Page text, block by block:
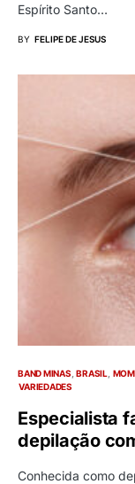
Espírito Santo…
BY FELIPE DE JESUS
BAND MINAS BRASIL
VARIEDADES
Especialista
depilação
Conhecida como